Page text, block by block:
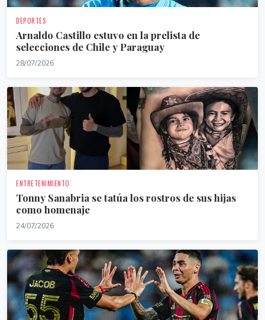
DEPORTES
Arnaldo Castillo estuvo en la prelista de
selecciones de Chile y Paraguay
28/07/2026
ENTRETENIMIENTO
Tonny Sanabria se tatúa los rostros de sus hijas
como homenaje
24/07/2026